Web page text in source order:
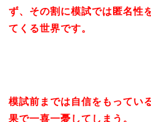
ず、その割に模試では匿名性
てくる世界です。
模試前までは自信をもってい
果で一喜一憂してしまう。